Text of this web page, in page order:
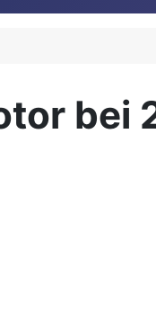
bei